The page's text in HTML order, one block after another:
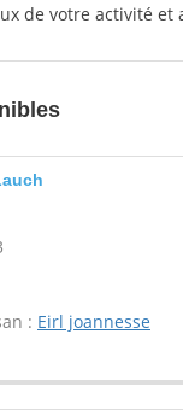
de votre activité et
: Eirl joannesse